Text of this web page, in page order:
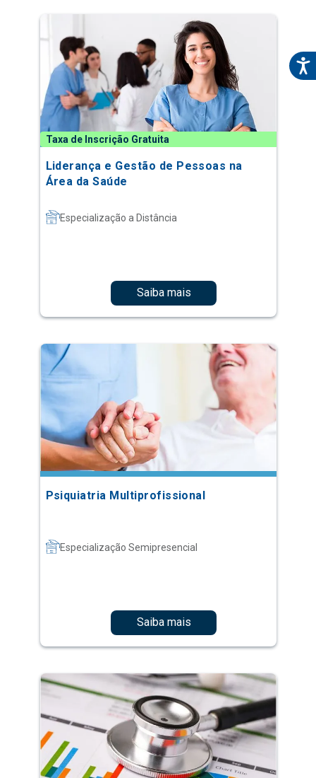
Taxa de Inscrição Gratuita
Liderança e Gestão de Pessoas na
Área da Saúde
Especialização a Distância
Saiba mais
Psiquiatria Multiprofissional
Especialização Semipresencial
Saiba mais